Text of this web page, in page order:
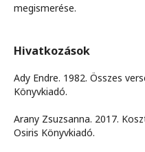
megismerése.
Hivatkozások
Ady Endre. 1982. Összes
Könyvkiadó.
Arany Zsuzsanna. 2017.
Osiris Könyvkiadó.